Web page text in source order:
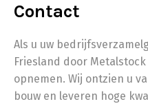
Contact
Als u uw
Friesland door
opnemen. Wij ontzien u
bouw en leveren hoge